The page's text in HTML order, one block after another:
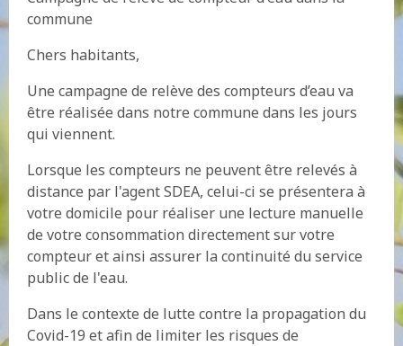
commune
Chers habitants,
Une campagne de relève des compteurs d’eau va
être réalisée dans notre commune dans les jours
qui viennent.
Lorsque les compteurs ne peuvent être relevés à
distance par l'agent SDEA, celui-ci se présentera à
votre domicile pour réaliser une lecture manuelle
de votre consommation directement sur votre
compteur et ainsi assurer la continuité du service
public de l'eau.
Dans le contexte de lutte contre la propagation du
Covid-19 et afin de limiter les risques de